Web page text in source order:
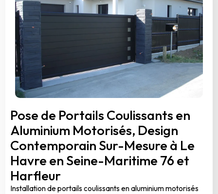
Pose de Portails Coulissants en
Aluminium Motorisés, Design
Contemporain Sur-Mesure à Le
Havre en Seine-Maritime 76 et
Harfleur
Installation de portails coulissants en aluminium motorisés